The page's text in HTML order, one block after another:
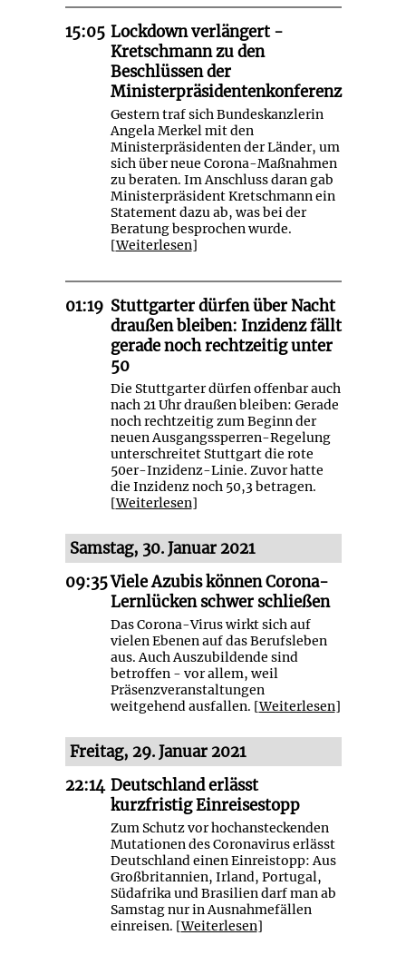
15:05 Lockdown verlängert -
Kretschmann zu den
Beschlüssen der
Ministerpräsidentenkonferenz
Gestern traf sich Bundeskanzlerin
Angela Merkel mit den
Ministerpräsidenten der Länder, um
sich über neue Corona-Maßnahmen
zu beraten. Im Anschluss daran gab
Ministerpräsident Kretschmann ein
Statement dazu ab, was bei der
Beratung besprochen wurde.
[Weiterlesen]
01:19 Stuttgarter dürfen über Nacht
draußen bleiben: Inzidenz fällt
gerade noch rechtzeitig unter
50
Die Stuttgarter dürfen offenbar auch
nach 21 Uhr draußen bleiben: Gerade
noch rechtzeitig zum Beginn der
neuen Ausgangssperren-Regelung
unterschreitet Stuttgart die rote
50er-Inzidenz-Linie. Zuvor hatte
die Inzidenz noch 50,3 betragen.
[Weiterlesen]
Samstag, 30. Januar 2021
09:35Viele Azubis können Corona-
Lernlücken schwer schließen
Das Corona-Virus wirkt sich auf
vielen Ebenen auf das Berufsleben
aus. Auch Auszubildende sind
betroffen - vor allem, weil
Präsenzveranstaltungen
weitgehend ausfallen. [Weiterlesen]
Freitag, 29. Januar 2021
22:14 Deutschland erlässt
kurzfristig Einreisestopp
Zum Schutz vor hochansteckenden
Mutationen des Coronavirus erlässt
Deutschland einen Einreistopp: Aus
Großbritannien, Irland, Portugal,
Südafrika und Brasilien darf man ab
Samstag nur in Ausnahmefällen
einreisen. [Weiterlesen]